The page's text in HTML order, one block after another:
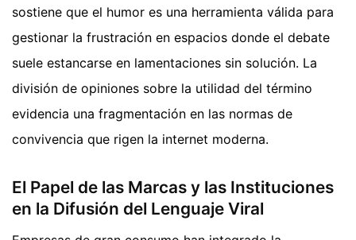
sostiene que el humor es una herramienta válida para
gestionar la frustración en espacios donde el debate
suele estancarse en lamentaciones sin solución. La
división de opiniones sobre la utilidad del término
evidencia una fragmentación en las normas de
convivencia que rigen la internet moderna.
El Papel de las Marcas y las Instituciones
en la Difusión del Lenguaje Viral